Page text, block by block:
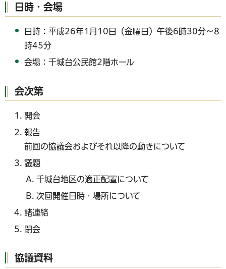
日時・会場
日時：平成26年1月10日（金曜日）午後6時30分～8
時45分
会場：千城台公民館2階ホール
会次第
開会
報告
前回の協議会およびそれ以降の動きについて
議題
千城台地区の適正配置について
次回開催日時・場所について
諸連絡
閉会
協議資料